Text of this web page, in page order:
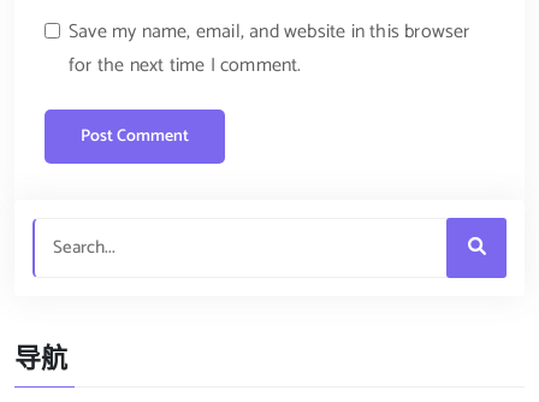
Save my name, email, and website in this browser
for the next time I comment.
导航